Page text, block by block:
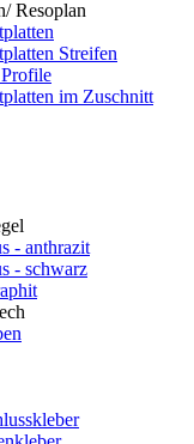
Resoplan
Streifen
im Zuschnitt
- anthrazit
- schwarz